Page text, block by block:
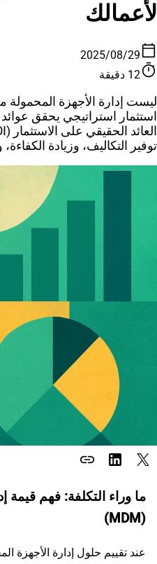
لأعمالك
calendar_today
29‏/08‏/2025
timer12 دقيقة
ليست إدارة الأجهزة
استثمار استراتيجي يحقق
توفير التكاليف، وزيادة
link
ما وراء التكلفة: فهم قيمة
(MDM)